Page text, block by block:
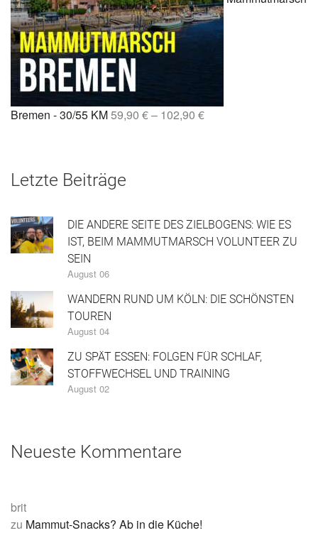
Bremen - 30/55 KM59,90 €– 102,90 €
Letzte Beiträge
DIE ANDERE SEITE DES ZIELBOGENS: WIE ES
IST, BEIM MAMMUTMARSCH VOLUNTEER ZU
SEIN
August 06
WANDERN RUND UM KÖLN: DIE SCHÖNSTEN
TOUREN
August 04
ZU SPÄT ESSEN: FOLGEN FÜR SCHLAF,
STOFFWECHSEL UND TRAINING
August 02
Neueste Kommentare
brit
zu Mammut-Snacks? Ab in die Küche!